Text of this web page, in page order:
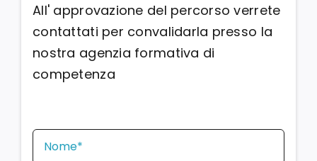
All' approvazione del percorso verrete
contattati per convalidarla presso la
nostra agenzia formativa di
competenza